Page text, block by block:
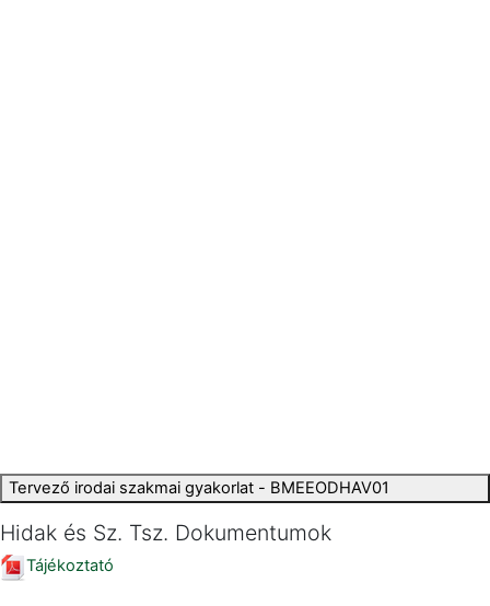
Tervező irodai szakmai gyakorlat - BMEEODHAV01
Hidak és Sz. Tsz. Dokumentumok
Tájékoztató